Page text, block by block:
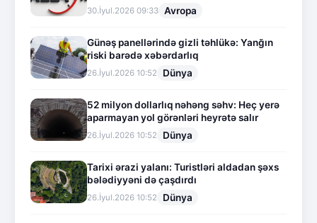
30.İyul.2026 09:33 Avropa
Günəş panellərində gizli təhlükə: Yanğın
riski barədə xəbərdarlıq
26.İyul.2026 10:52 Dünya
52 milyon dollarlıq nəhəng səhv: Heç yerə
aparmayan yol görənləri heyrətə salır
26.İyul.2026 10:52 Dünya
Tarixi ərazi yalanı: Turistləri aldadan şəxs
bələdiyyəni də çaşdırdı
26.İyul.2026 10:52 Dünya